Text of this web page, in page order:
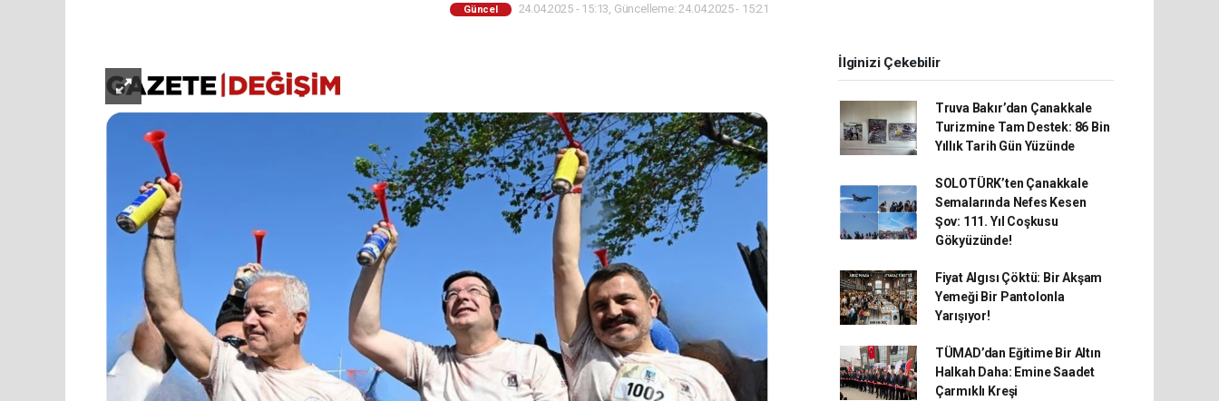
Güncel 24.04.2025 - 15:13, Güncelleme: 24.04.2025 - 15:21
İlginizi Çekebilir
Truva Bakır’dan Çanakkale
Turizmine Tam Destek: 86 Bin
Yıllık Tarih Gün Yüzünde
SOLOTÜRK’ten Çanakkale
Semalarında Nefes Kesen
Şov: 111. Yıl Coşkusu
Gökyüzünde!
Fiyat Algısı Çöktü: Bir Akşam
Yemeği Bir Pantolonla
Yarışıyor!
TÜMAD’dan Eğitime Bir Altın
Halkah Daha: Emine Saadet
Çarmıklı Kreşi